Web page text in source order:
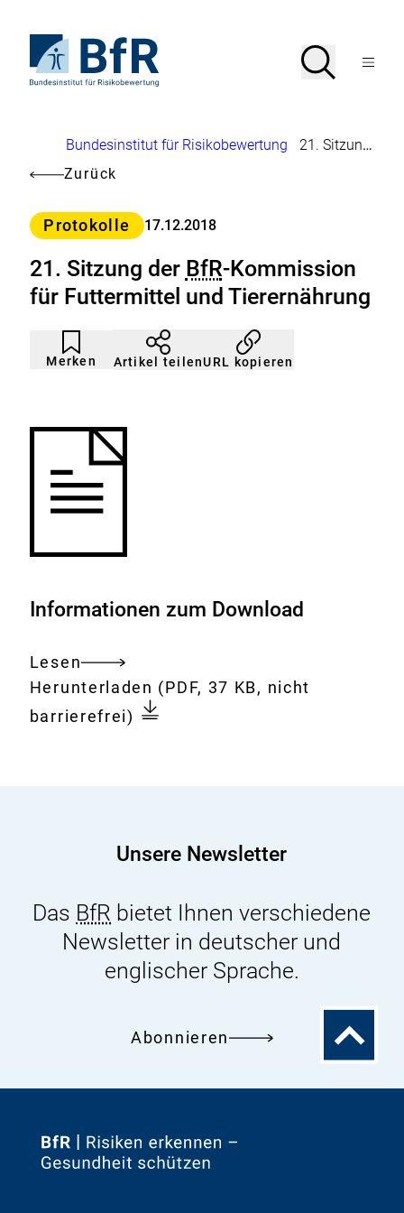
Seiteninhalt
springenStartseite
von
Suche
SucheMenü
Brotkrumennavigation
Bundesinstitut für Risikobewertung 21. Sitzung der
Zurück
Kategorie
Protokolle 17.12.2018
21. Sitzung der BfR-Kommission
für Futtermittel und Tierernährung
Merken
Artikel
nicht
gemerkt
Durch
Klicken
der
Artikel teilenURL kopieren
Informationen zum Download
Lesen
Gesamtes
Dokument
Download:
Herunterladen 21.
Sitzung
und
(PDF, 37 KB, nicht
barrierefrei)
Unsere Newsletter
Das BfR bietet Ihnen verschiedene
Newsletter in deutscher und
englischer Sprache.
Abonnieren
Zum
Zur